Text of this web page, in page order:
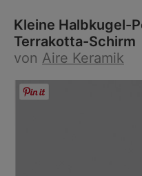
Kleine Halbkugel-
Terrakotta-Schirm
von Aire Keramik
Bildergalerie überspringen